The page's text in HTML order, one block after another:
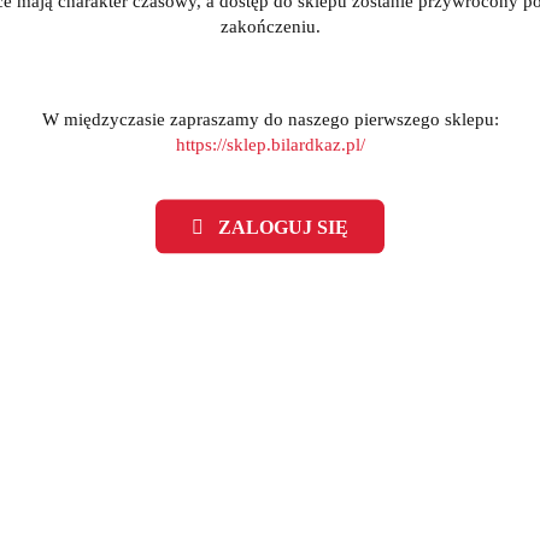
zakończeniu.
W międzyczasie zapraszamy do naszego pierwszego sklepu:
https://sklep.bilardkaz.pl/
ZALOGUJ SIĘ